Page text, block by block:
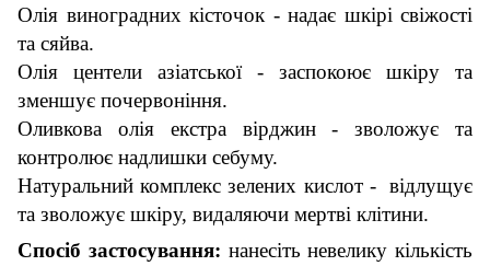
Олія виноградних кісточок - надає шкірі свіжості
та сяйва.
Олія центели азіатської - заспокоює шкіру та
зменшує почервоніння.
Оливкова олія екстра вірджин - зволожує та
контролює надлишки себуму.
Натуральний комплекс зелених кислот - відлущує
та зволожує шкіру, видаляючи мертві клітини.
Спосіб застосування: нанесіть невелику кількість